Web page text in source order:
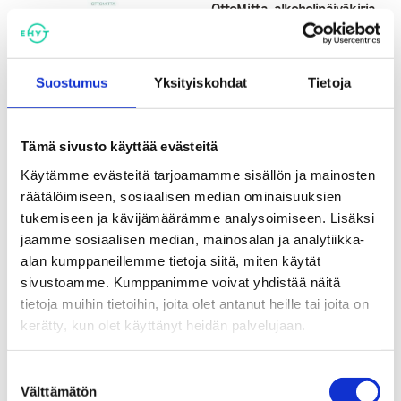
Suostumus Yksityiskohdat Tietoja
Tämä sivusto käyttää evästeitä
Käytämme evästeitä tarjoamamme sisällön ja mainosten
räätälöimiseen, sosiaalisen median ominaisuuksien
tukemiseen ja kävijämäärämme analysoimiseen. Lisäksi
jaamme sosiaalisen median, mainosalan ja analytiikka-
alan kumppaneillemme tietoja siitä, miten käytät
sivustoamme. Kumppanimme voivat yhdistää näitä
tietoja muihin tietoihin, joita olet antanut heille tai joita on
kerätty, kun olet käyttänyt heidän palvelujaan.
valinta
Välttämätön
OttoMitta-alkoholipäiväkirja
juomisen seurantaan
kampanja
Jaa:
Tagit alkoholi kampanjat & tapahtumat
Katso myös